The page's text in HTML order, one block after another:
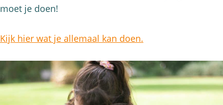
moet je doen!
Kijk hier wat je allemaal kan doen.